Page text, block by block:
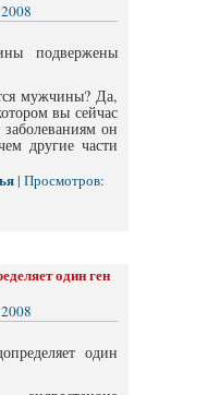
мужчины? Да,
вы сейчас
он
другие части
| Просмотров:
один ген